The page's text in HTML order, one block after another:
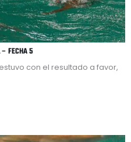
– FECHA 5
con el resultado a favor,